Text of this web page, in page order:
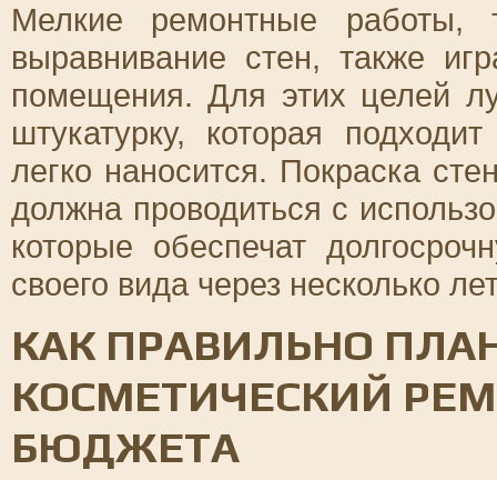
Мелкие ремонтные работы,
выравнивание стен, также
помещения. Для этих целей
штукатурку, которая
легко наносится. Покраска
должна проводиться с
которые обеспечат
своего вида через несколько
КАК ПРАВИЛЬНО
КОСМЕТИЧЕСКИЙ
БЮДЖЕТА